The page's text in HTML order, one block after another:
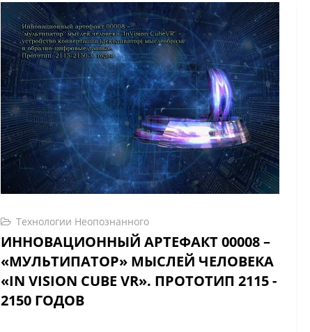
Технологии Неопознанного
ИННОВАЦИОННЫЙ АРТЕФАКТ 00008 –
«МУЛЬТИПАТОР» МЫСЛЕЙ ЧЕЛОВЕКА
«IN VISION CUBE VR». ПРОТОТИП 2115 -
2150 ГОДОВ